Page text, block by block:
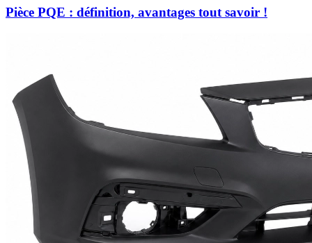
Pièce PQE : définition, avantages tout savoir !